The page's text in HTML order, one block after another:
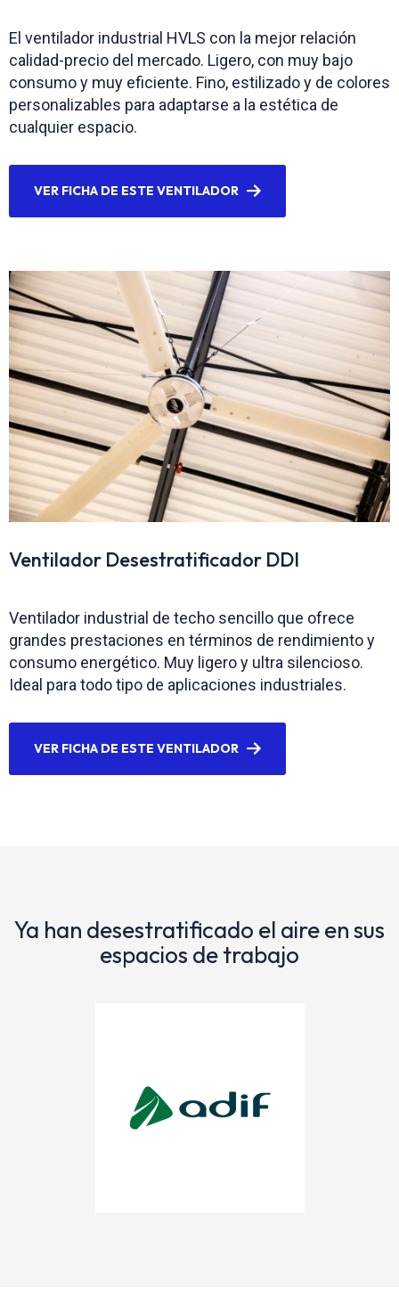
El ventilador industrial HVLS con la mejor relación
calidad-precio del mercado. Ligero, con muy bajo
consumo y muy eficiente. Fino, estilizado y de colores
personalizables para adaptarse a la estética de
cualquier espacio.
VER FICHA DE ESTE VENTILADOR
Ventilador Desestratificador DDI
Ventilador industrial de techo sencillo que ofrece
grandes prestaciones en términos de rendimiento y
consumo energético. Muy ligero y ultra silencioso.
Ideal para todo tipo de aplicaciones industriales.
VER FICHA DE ESTE VENTILADOR
Ya han desestratificado el aire en sus
espacios de trabajo